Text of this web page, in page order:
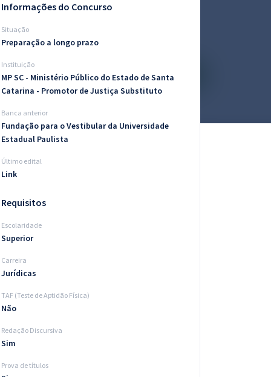
Informações do Concurso
Situação
Preparação a longo prazo
Instituição
MP SC - Ministério Público do Estado de Santa
Catarina - Promotor de Justiça Substituto
Banca anterior
Fundação para o Vestibular da Universidade
Estadual Paulista
Último edital
Link
Requisitos
Escolaridade
Superior
Carreira
Jurídicas
TAF (Teste de Aptidão Física)
Não
Redação Discursiva
Sim
Prova de títulos